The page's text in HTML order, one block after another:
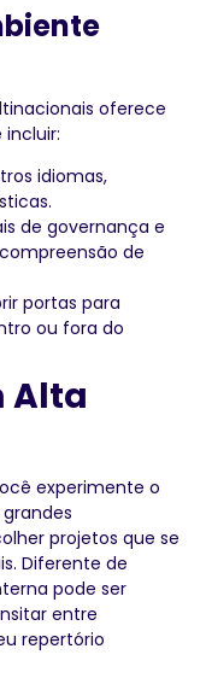
oferece
idiomas,
de governança e
de
portas para
ou fora do
Alta
experimente o
projetos que se
Diferente de
pode ser
entre
repertório